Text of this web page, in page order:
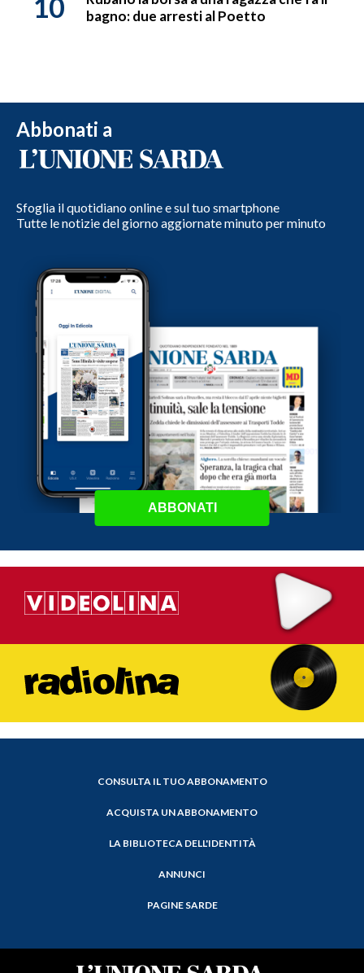
10
bagno: due arresti al Poetto
Abbonati a
Sfoglia il quotidiano online e sul tuo smartphone
Tutte le notizie del giorno aggiornate minuto per minuto
ABBONATI
CONSULTA IL TUO ABBONAMENTO
ACQUISTA UN ABBONAMENTO
LA BIBLIOTECA DELL'IDENTITÀ
ANNUNCI
PAGINE SARDE